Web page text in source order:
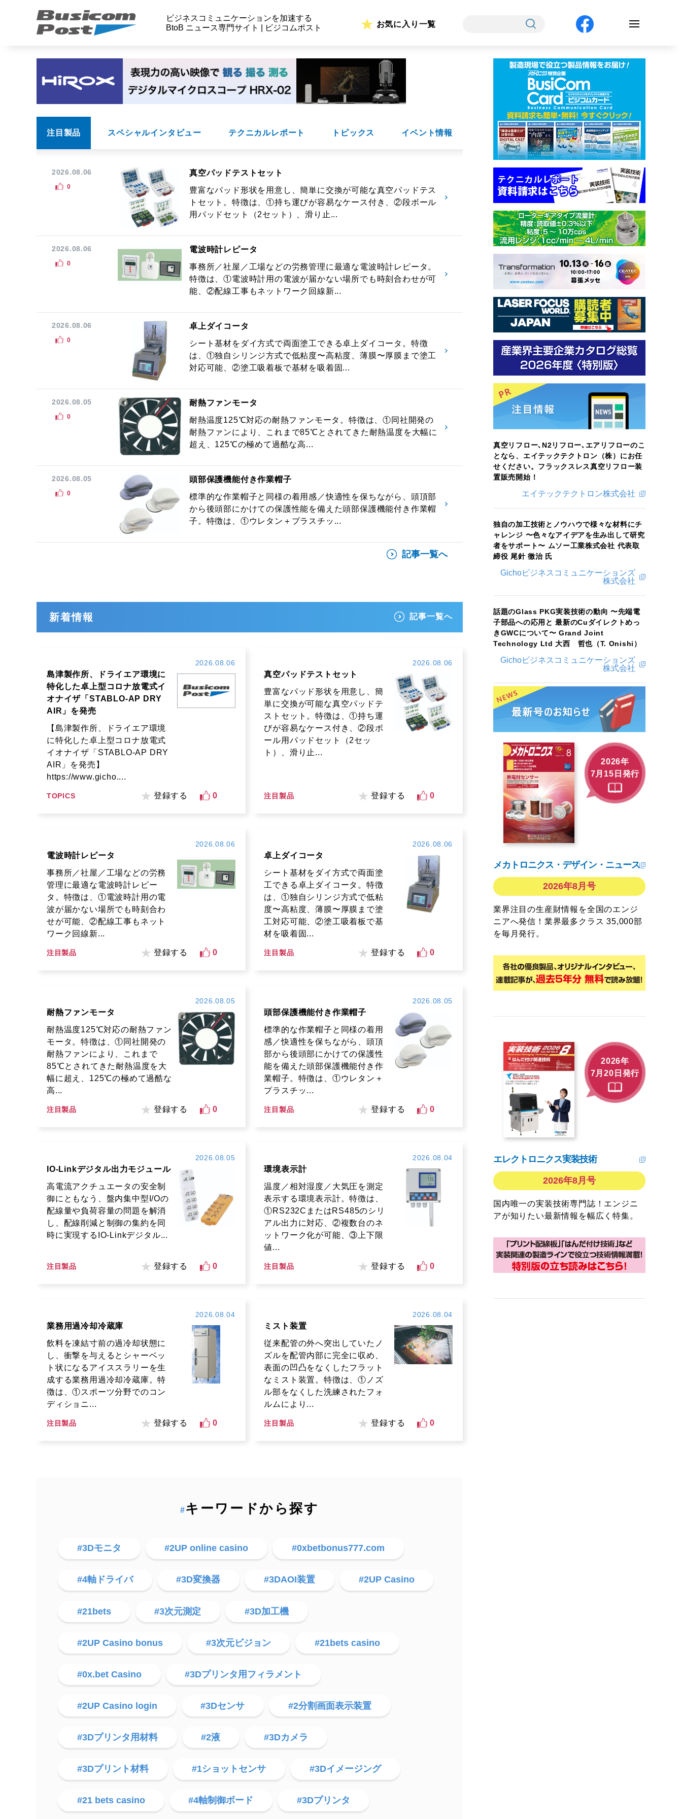
ビジネスコミュニケーションを加速する
BtoB ニュース専門サイト | ビジコムポスト
お気に入り一覧
注目製品 スペシャルインタビュー テクニカルレポート トピックス イベント情報
2026.08.06
真空パッドテストセット
豊富なパッド形状を用意し、簡単に交換が可能な真空パッドテス
トセット。特徴は、①持ち運びが容易なケース付き、②段ボール
用パッドセット（2セット）、滑り止...
0
2026.08.06
電波時計レピータ
事務所／社屋／工場などの労務管理に最適な電波時計レピータ。
特徴は、①電波時計用の電波が届かない場所でも時刻合わせが可
能、②配線工事もネットワーク回線新...
0
2026.08.06
卓上ダイコータ
シート基材をダイ方式で両面塗工できる卓上ダイコータ。特徴
は、①独自シリンジ方式で低粘度〜高粘度、薄膜〜厚膜まで塗工
対応可能、②塗工吸着板で基材を吸着固...
0
2026.08.05
耐熱ファンモータ
耐熱温度125℃対応の耐熱ファンモータ。特徴は、①同社開発の
耐熱ファンにより、これまで85℃とされてきた耐熱温度を大幅に
超え、125℃の極めて過酷な高...
0
2026.08.05
頭部保護機能付き作業帽子
標準的な作業帽子と同様の着用感／快適性を保ちながら、頭頂部
から後頭部にかけての保護性能を備えた頭部保護機能付き作業帽
子。特徴は、①ウレタン＋プラスチッ...
0
記事一覧へ
新着情報 記事一覧へ
2026.08.06
島津製作所、ドライエア環境に
特化した卓上型コロナ放電式イ
オナイザ「STABLO-AP DRY
AIR」を発売
【島津製作所、ドライエア環境
に特化した卓上型コロナ放電式
イオナイザ「STABLO-AP DRY
AIR」を発売】
https://www.gicho....
TOPICS 登録する 0
2026.08.06
真空パッドテストセット
豊富なパッド形状を用意し、簡
単に交換が可能な真空パッドテ
ストセット。特徴は、①持ち運
びが容易なケース付き、②段ボ
ール用パッドセット（2セッ
ト）、滑り止...
注目製品 登録する 0
2026.08.06
電波時計レピータ
事務所／社屋／工場などの労務
管理に最適な電波時計レピー
タ。特徴は、①電波時計用の電
波が届かない場所でも時刻合わ
せが可能、②配線工事もネット
ワーク回線新...
注目製品 登録する 0
2026.08.06
卓上ダイコータ
シート基材をダイ方式で両面塗
工できる卓上ダイコータ。特徴
は、①独自シリンジ方式で低粘
度〜高粘度、薄膜〜厚膜まで塗
工対応可能、②塗工吸着板で基
材を吸着固...
注目製品 登録する 0
2026.08.05
耐熱ファンモータ
耐熱温度125℃対応の耐熱ファン
モータ。特徴は、①同社開発の
耐熱ファンにより、これまで
85℃とされてきた耐熱温度を大
幅に超え、125℃の極めて過酷な
高...
注目製品 登録する 0
2026.08.05
頭部保護機能付き作業帽子
標準的な作業帽子と同様の着用
感／快適性を保ちながら、頭頂
部から後頭部にかけての保護性
能を備えた頭部保護機能付き作
業帽子。特徴は、①ウレタン＋
プラスチッ...
注目製品 登録する 0
2026.08.05
IO-Linkデジタル出力モジュール
高電流アクチュエータの安全制
御にともなう、盤内集中型I/Oの
配線量や負荷容量の問題を解消
し、配線削減と制御の集約を同
時に実現するIO-Linkデジタル...
注目製品 登録する 0
2026.08.04
環境表示計
温度／相対湿度／大気圧を測定
表示する環境表示計。特徴は、
①RS232CまたはRS485のシリ
アル出力に対応、②複数台のネ
ットワーク化が可能、③上下限
値...
注目製品 登録する 0
2026.08.04
業務用過冷却冷蔵庫
飲料を凍結寸前の過冷却状態に
し、衝撃を与えるとシャーベッ
ト状になるアイススラリーを生
成する業務用過冷却冷蔵庫。特
徴は、①スポーツ分野でのコン
ディショニ...
注目製品 登録する 0
2026.08.04
ミスト装置
従来配管の外へ突出していたノ
ズルを配管内部に完全に収め、
表面の凹凸をなくしたフラット
なミスト装置。特徴は、①ノズ
ル部をなくした洗練されたフォ
ルムにより...
注目製品 登録する 0
#キーワードから探す
#3Dモニタ #2UP online casino #0xbetbonus777.com
#4軸ドライバ #3D変換器 #3DAOI装置 #2UP Casino
#21bets #3次元測定 #3D加工機
#2UP Casino bonus #3次元ビジョン #21bets casino
#0x.bet Casino #3Dプリンタ用フィラメント
#2UP Casino login #3Dセンサ #2分割画面表示装置
#3Dプリンタ用材料 #2液 #3Dカメラ
#3Dプリント材料 #1ショットセンサ #3Dイメージング
#21 bets casino #4軸制御ボード #3Dプリンタ
真空リフロー､N2リフロー､エアリフローのこ
となら、エイテックテクトロン（株）にお任
せください。フラックスレス真空リフロー装
置販売開始！
エイテックテクトロン株式会社
独自の加工技術とノウハウで様々な材料にチ
ャレンジ 〜色々なアイデアを生み出して研究
者をサポート〜 ムソー工業株式会社 代表取
締役 尾針 徹治 氏
Gichoビジネスコミュニケーションズ
株式会社
話題のGlass PKG実装技術の動向 〜先端電
子部品への応用と 最新のCuダイレクトめっ
きGWCについて〜 Grand Joint
Technology Ltd 大西 哲也（T. Onishi）
Gichoビジネスコミュニケーションズ
株式会社
2026年
7月15日発行
メカトロニクス・デザイン・ニュース
2026年8月号
業界注目の生産財情報を全国のエンジ
ニアへ発信！業界最多クラス 35,000部
を毎月発行。
2026年
7月20日発行
エレクトロニクス実装技術
2026年8月号
国内唯一の実装技術専門誌！エンジニ
アが知りたい最新情報を幅広く特集。